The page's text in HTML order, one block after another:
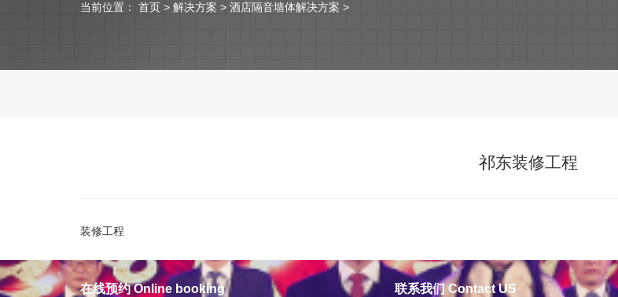
当前位置： 首页 > 解决方案 > 酒店隔音墙体解决方案 >
祁东装修工程
装修工程
在线预约 Online booking 联系我们 Contact US